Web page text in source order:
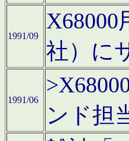
1991/09
社）に
1991/06
ンド担